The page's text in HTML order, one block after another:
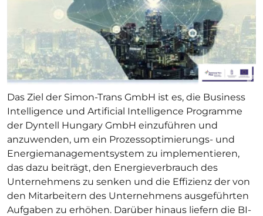
Das Ziel der Simon-Trans GmbH ist es, die Business
Intelligence und Artificial Intelligence Programme
der Dyntell Hungary GmbH einzuführen und
anzuwenden, um ein Prozessoptimierungs- und
Energiemanagementsystem zu implementieren,
das dazu beiträgt, den Energieverbrauch des
Unternehmens zu senken und die Effizienz der von
den Mitarbeitern des Unternehmens ausgeführten
Aufgaben zu erhöhen. Darüber hinaus liefern die BI-